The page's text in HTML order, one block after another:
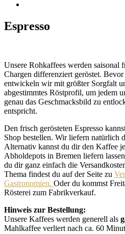
Espresso
Unsere Rohkaffees werden saisonal
Chargen differenziert geröstet.
entwickeln wir mit größter Sorgfalt
abgestimmtes Röstprofil, um jedem
genau das Geschmacksbild zu
entspricht.
Den frisch gerösteten Espresso
Shop bestellen. Wir liefern natürlich
Alternativ kannst du dir den Kaffee
Abholdepots in Bremen liefern
du dir ganz einfach die
Thema findest du auf der Seite zu
Gastronomien. Oder du kommst
Rösterei zum Fabrikverkauf.
Hinweis zur Bestellung:
Unsere Kaffees werden generell als
Mahlkaffee verliert nach ca. 60